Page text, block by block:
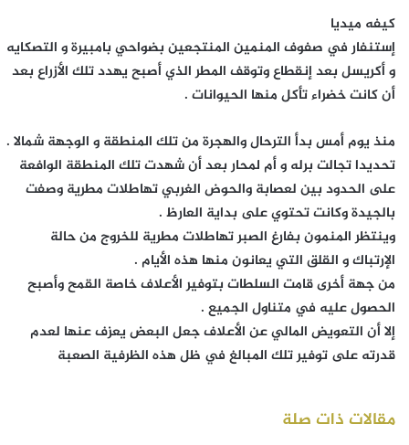
كيفه ميديا
إستنفار في صفوف المنمين المنتجعين بضواحي بامبيرة و التصكايه
و أكريسل بعد إنقطاع وتوقف المطر الذي أصبح يهدد تلك الأزراع بعد
أن كانت خضراء تأكل منها الحيوانات .
منذ يوم أمس بدأ الترحال والهجرة من تلك المنطقة و الوجهة شمالا .
تحديدا تجالت برله و أم لمحار بعد أن شهدت تلك المنطقة الوافعة
على الحدود بين لعصابة والحوض الغربي تهاطلات مطرية وصفت
بالجيدة وكانت تحتوي على بداية العارظ .
وينتظر المنمون بفارغ الصبر تهاطلات مطرية للخروج من حالة
الإرتباك و القلق التي يعانون منها هذه الأيام .
من جهة أخرى قامت السلطات بتوفير الأعلاف خاصة القمح وأصبح
الحصول عليه في متناول الجميع .
إلا أن التعويض المالي عن الأعلاف جعل البعض يعزف عنها لعدم
قدرته على توفير تلك المبالغ في ظل هذه الظرفية الصعبة
مقالات ذات صلة